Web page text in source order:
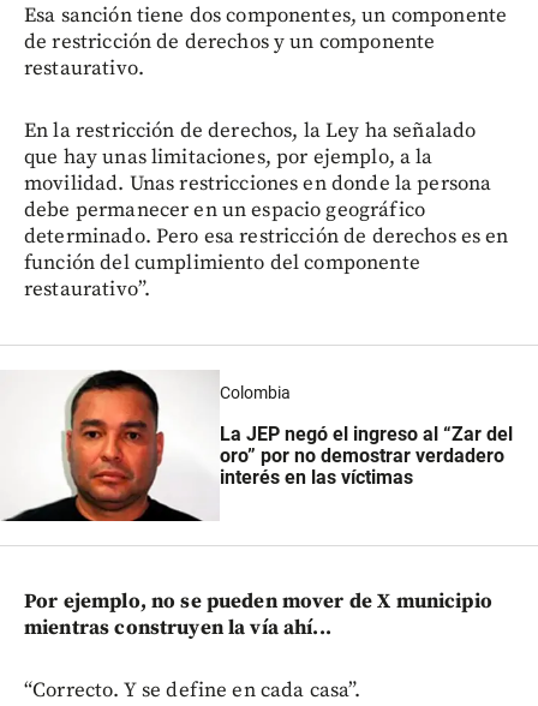
Esa sanción tiene dos componentes, un componente
de restricción de derechos y un componente
restaurativo.
En la restricción de derechos, la Ley ha señalado
que hay unas limitaciones, por ejemplo, a la
movilidad. Unas restricciones en donde la persona
debe permanecer en un espacio geográfico
determinado. Pero esa restricción de derechos es en
función del cumplimiento del componente
restaurativo”.
Colombia
La JEP negó el ingreso al “Zar del
oro” por no demostrar verdadero
interés en las víctimas
Por ejemplo, no se pueden mover de X municipio
mientras construyen la vía ahí...
“Correcto. Y se define en cada casa”.